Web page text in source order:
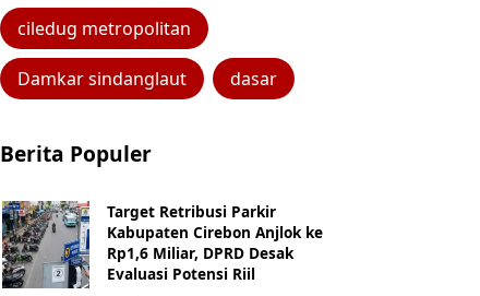
ciledug metropolitan
Damkar sindanglaut dasar
Berita Populer
Target Retribusi Parkir
Kabupaten Cirebon Anjlok ke
Rp1,6 Miliar, DPRD Desak
Evaluasi Potensi Riil